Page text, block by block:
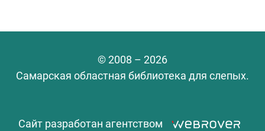
© 2008 – 2026
Самарская областная библиотека для слепых.
Сайт разработан агентством